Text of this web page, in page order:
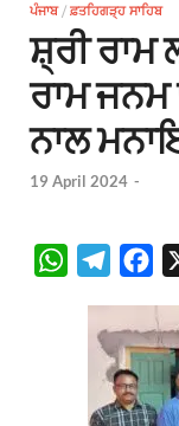
ਪੰਜਾਬ/ ਫ਼ਤਹਿਗੜ੍ਹ ਸਾਹਿਬ
ਸ਼੍ਰੀ ਰਾਮ
ਰਾਮ
ਨਾਲ
19 April 2024 -
W
l
e
g
c
e
b